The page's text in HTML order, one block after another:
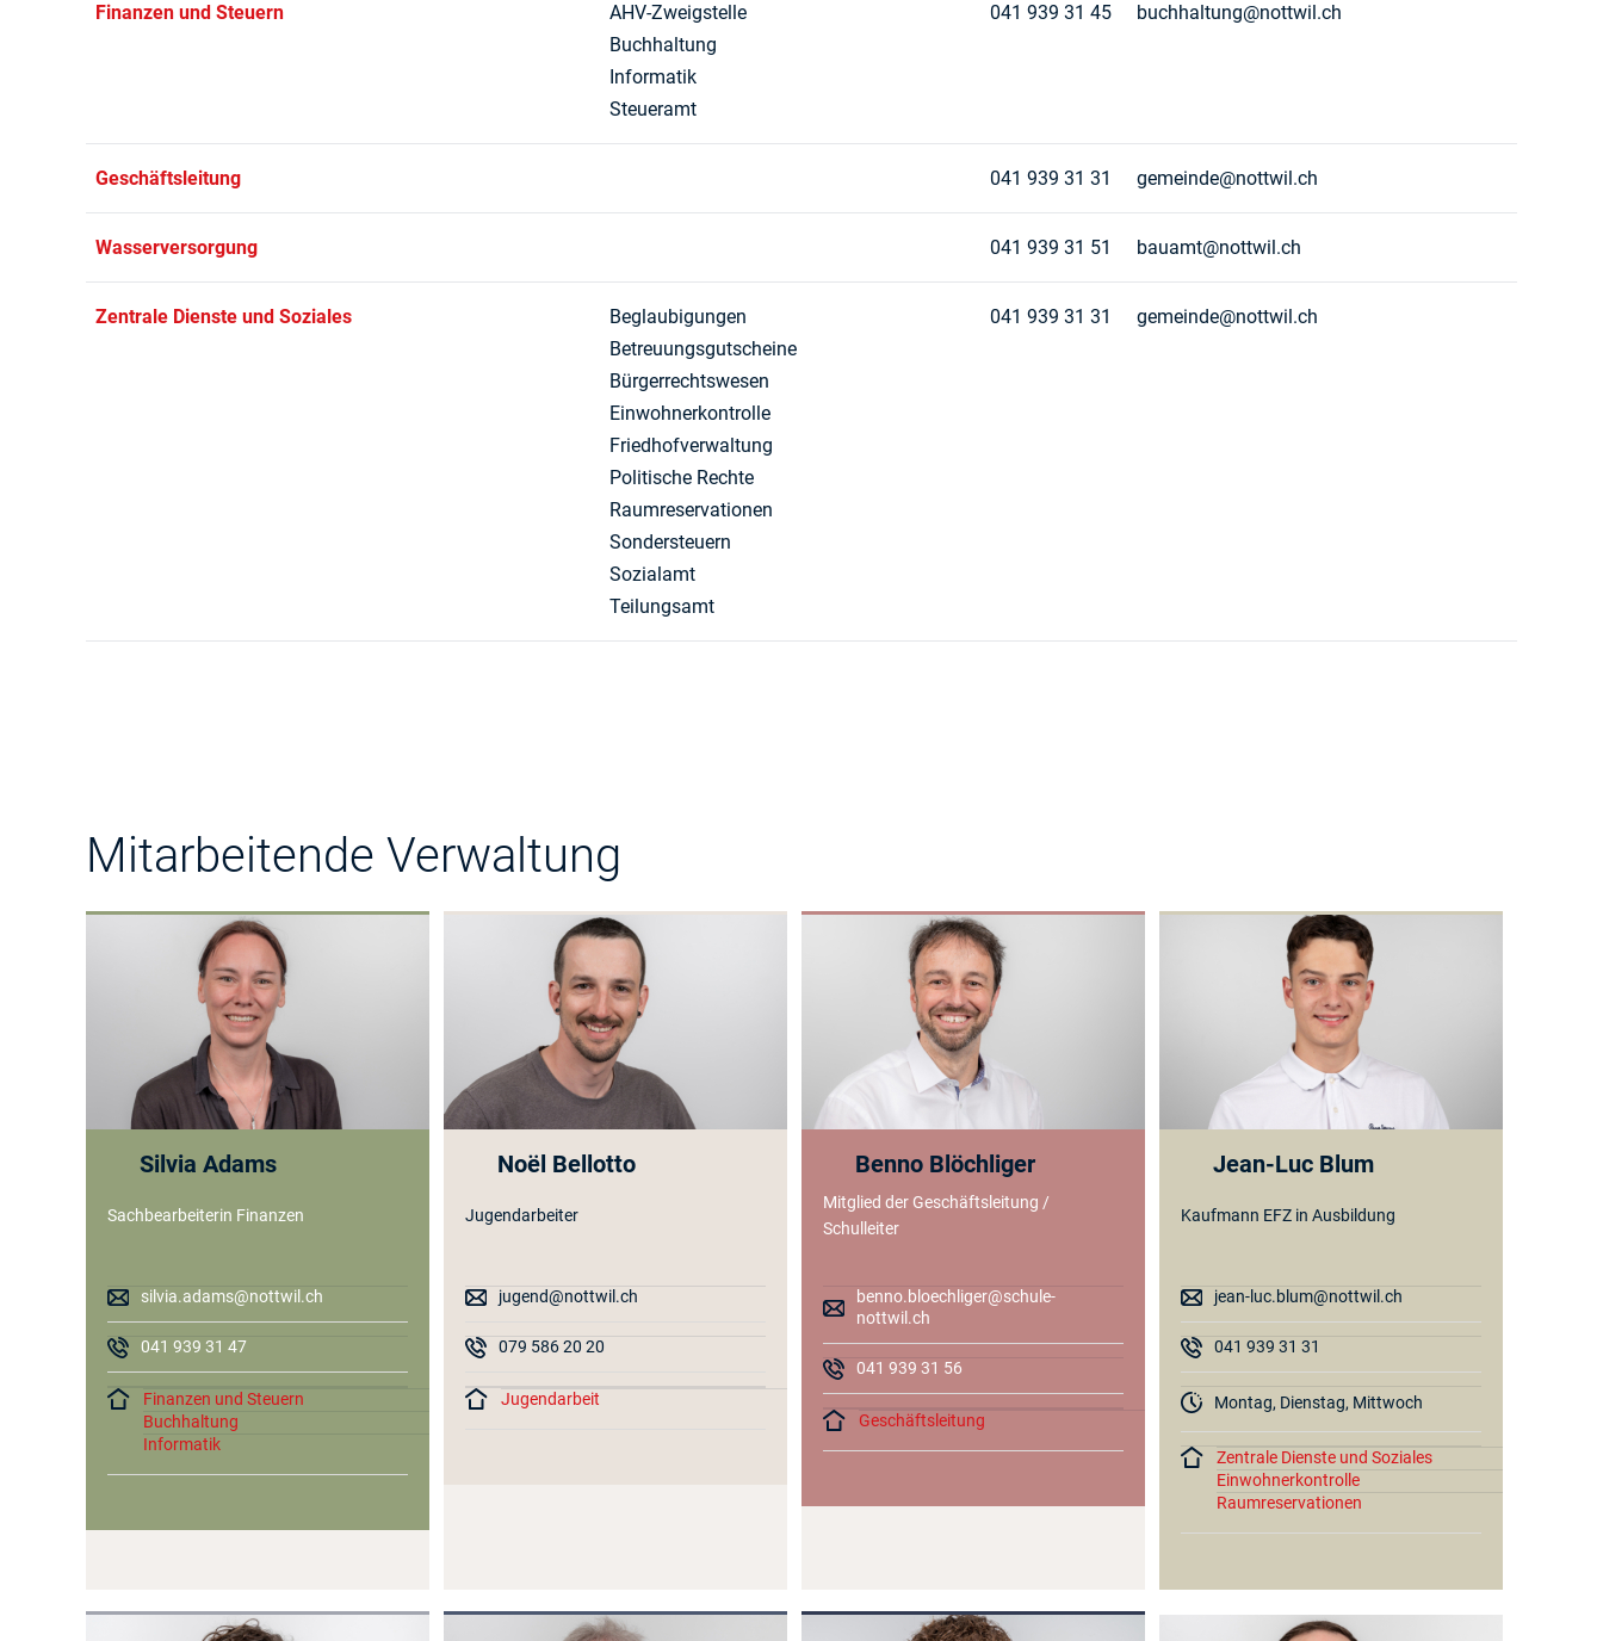
Finanzen und Steuern
AHV-Zweigstelle
Buchhaltung
Informatik
Steueramt
041 939 31 45 buchhaltung@nottwil.ch
Geschäftsleitung 041 939 31 31 gemeinde@nottwil.ch
Wasserversorgung 041 939 31 51 bauamt@nottwil.ch
Zentrale Dienste und Soziales
Beglaubigungen
Betreuungsgutscheine
Bürgerrechtswesen
Einwohnerkontrolle
Friedhofverwaltung
Politische Rechte
Raumreservationen
Sondersteuern
Sozialamt
Teilungsamt
041 939 31 31 gemeinde@nottwil.ch
Mitarbeitende Verwaltung
Silvia Adams
Sachbearbeiterin Finanzen
silvia.adams@nottwil.ch
041 939 31 47
Finanzen und Steuern
Buchhaltung
Informatik
Noël Bellotto
Jugendarbeiter
jugend@nottwil.ch
079 586 20 20
Jugendarbeit
Benno Blöchliger
Mitglied der Geschäftsleitung /
Schulleiter
benno.bloechliger@schule-
nottwil.ch
041 939 31 56
Geschäftsleitung
Jean-Luc Blum
Kaufmann EFZ in Ausbildung
jean-luc.blum@nottwil.ch
041 939 31 31
Montag, Dienstag, Mittwoch
Zentrale Dienste und Soziales
Einwohnerkontrolle
Raumreservationen